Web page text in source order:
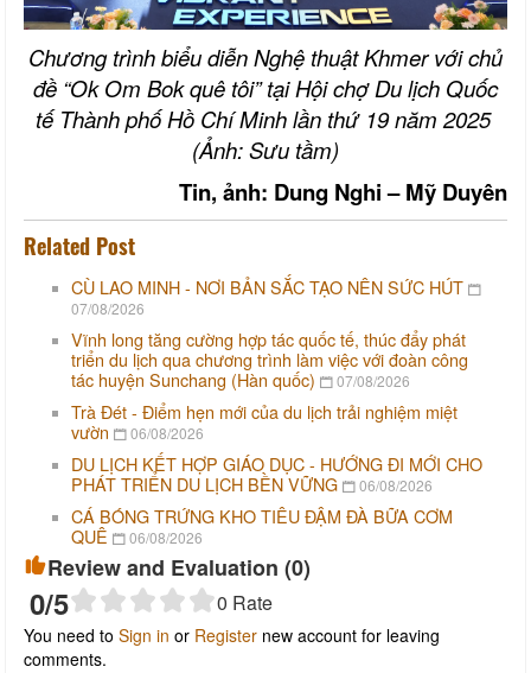
Chương trình biểu diễn Nghệ thuật Khmer với chủ
đề “Ok Om Bok quê tôi” tại Hội chợ Du lịch Quốc
tế Thành phố Hồ Chí Minh lần thứ 19 năm 2025
(Ảnh: Sưu tầm)
Tin, ảnh: Dung Nghi – Mỹ Duyên
Related Post
CÙ LAO MINH - NƠI BẢN SẮC TẠO NÊN SỨC HÚT
07/08/2026
Vĩnh long tăng cường hợp tác quốc tế, thúc đẩy phát
triển du lịch qua chương trình làm việc với đoàn công
tác huyện Sunchang (Hàn quốc)
07/08/2026
Trà Đét - Điểm hẹn mới của du lịch trải nghiệm miệt
vườn
06/08/2026
DU LỊCH KẾT HỢP GIÁO DỤC - HƯỚNG ĐI MỚI CHO
PHÁT TRIỂN DU LỊCH BỀN VỮNG
06/08/2026
CÁ BÓNG TRỨNG KHO TIÊU ĐẬM ĐÀ BỮA CƠM
QUÊ
06/08/2026
Review and Evaluation (0)
0/5 0 Rate
You need to Sign in or Register new account for leaving
comments.